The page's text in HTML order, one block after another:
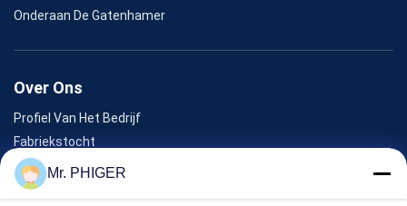
Onderaan De Gatenhamer
Over Ons
Profiel Van Het Bedrijf
Fabriekstocht
Kwaliteitscontrole
Sitemap
Mr. PHIGER